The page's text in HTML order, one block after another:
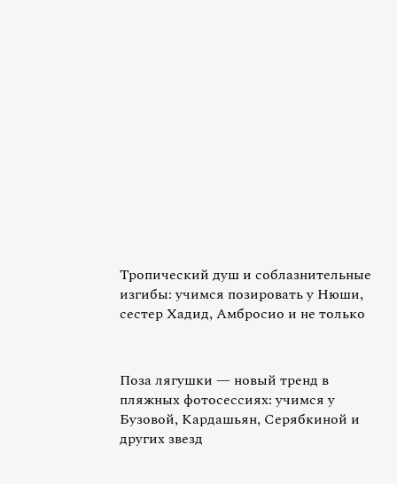
Тропический душ и соблазнительные
изгибы: учимся позировать у Нюши,
сестер Хадид, Амбросио и не только
Поза лягушки — новый тренд в
пляжных фотосессиях: учимся у
Бузовой, Кардашьян, Серябкиной и
других звезд